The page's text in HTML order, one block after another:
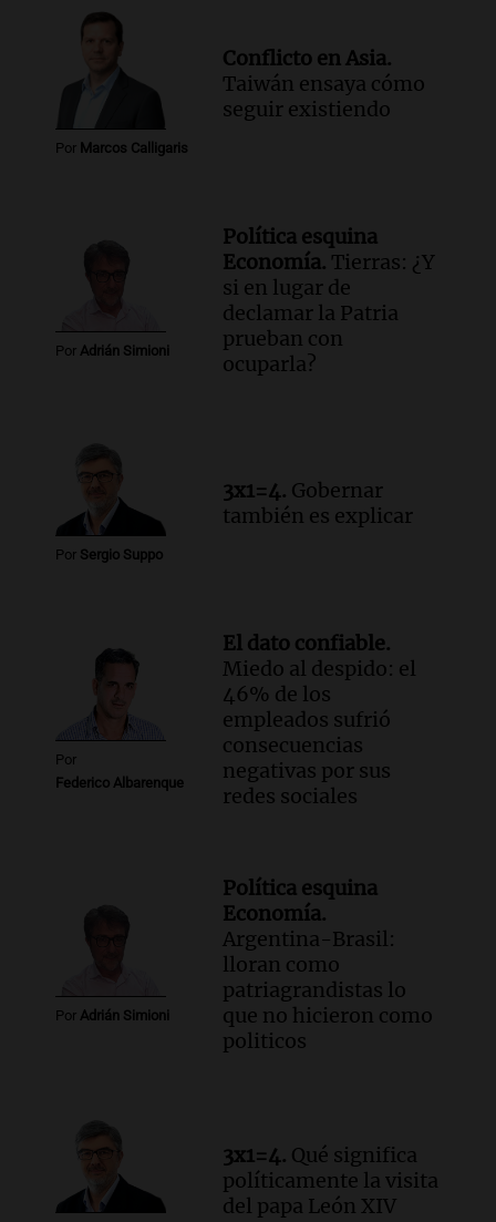
Por Marcos Calligaris
Conflicto en Asia.
Taiwán ensaya cómo
seguir existiendo
Por Adrián Simioni
Política esquina
Economía. Tierras: ¿Y
si en lugar de
declamar la Patria
prueban con
ocuparla?
Por Sergio Suppo
3x1=4. Gobernar
también es explicar
Por
Federico Albarenque
El dato confiable.
Miedo al despido: el
46% de los
empleados sufrió
consecuencias
negativas por sus
redes sociales
Por Adrián Simioni
Política esquina
Economía.
Argentina-Brasil:
lloran como
patriagrandistas lo
que no hicieron como
politicos
3x1=4. Qué significa
políticamente la visita
del papa León XIV